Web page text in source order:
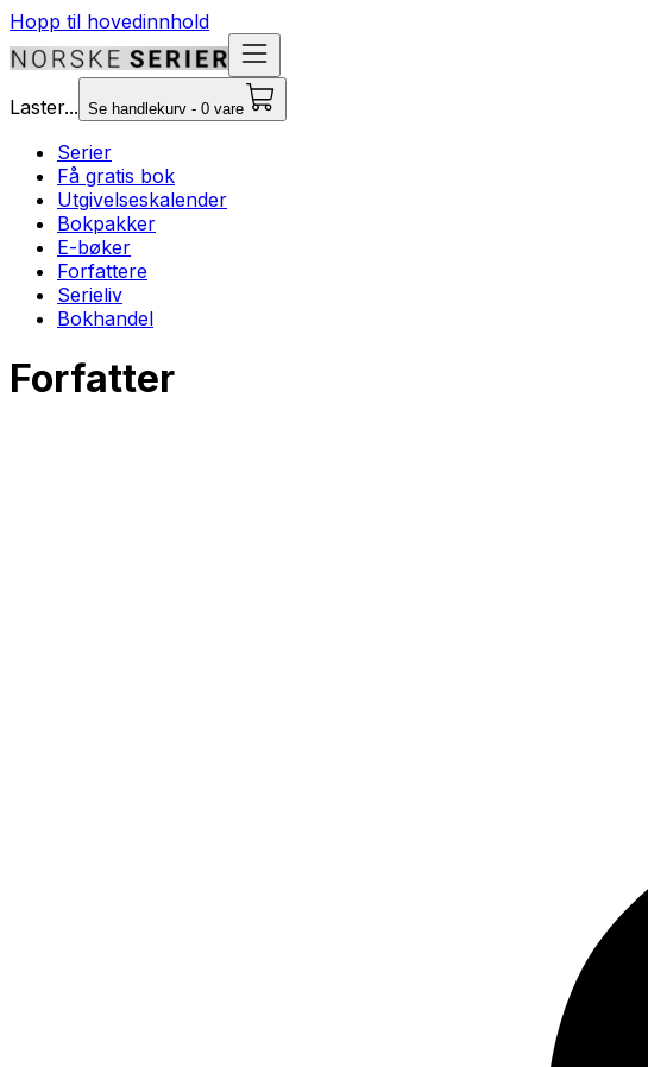
Hopp til hovedinnhold
Laster... Se handlekurv - 0 vare
Serier
Få gratis bok
Utgivelseskalender
Bokpakker
E-bøker
Forfattere
Serieliv
Bokhandel
Forfatter